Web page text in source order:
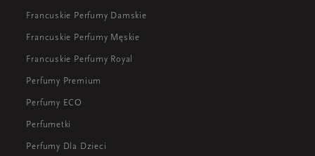
Francuskie Perfumy Damskie
Francuskie Perfumy Męskie
Francuskie Perfumy Royal
Perfumy Premium
Perfumy ECO
Perfumetki
Perfumy Dla Dzieci